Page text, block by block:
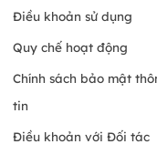
Điều khoản sử dụng
Quy chế hoạt động
Chính sách bảo mật
tin
Điều khoản với Đối tác